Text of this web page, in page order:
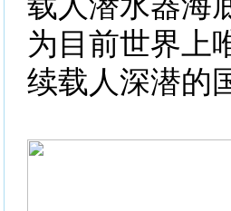
为目前世界上
续载人深潜的